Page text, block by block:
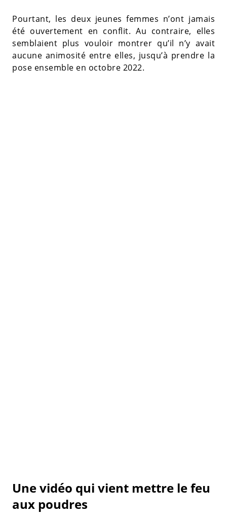
Pourtant, les deux jeunes femmes n’ont jamais
été ouvertement en conflit. Au contraire, elles
semblaient plus vouloir montrer qu’il n’y avait
aucune animosité entre elles, jusqu’à prendre la
pose ensemble en octobre 2022.
Une vidéo qui vient mettre le feu
aux poudres